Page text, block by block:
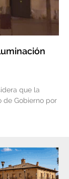
que la
de Gobierno por